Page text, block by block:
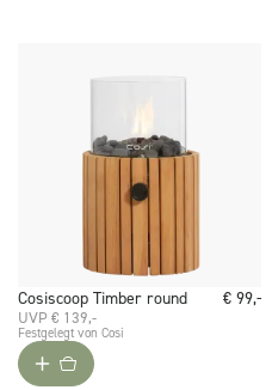
Cosiscoop Timber round € 99,-
UVP € 139,-
Festgelegt von Cosi